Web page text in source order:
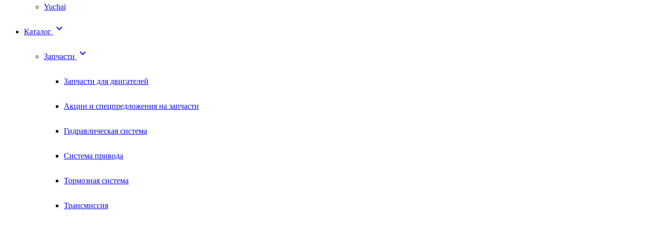
Yuchai
Каталог 
Запчасти 
Запчасти для двигателей
Акции и спецпредложения на запчасти
Гидравлическая система
Система привода
Тормозная система
Трансмиссия